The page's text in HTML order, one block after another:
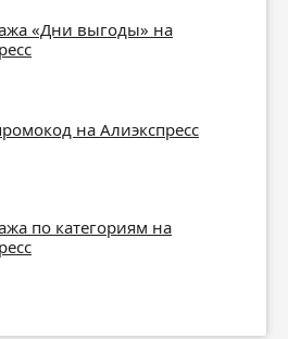
«Дни выгоды» на
на Алиэкспресс
по категориям на